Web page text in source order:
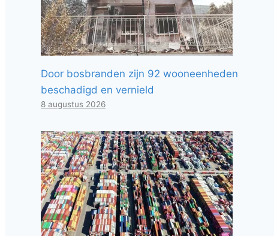
Door bosbranden zijn 92 wooneenheden
beschadigd en vernield
8 augustus 2026